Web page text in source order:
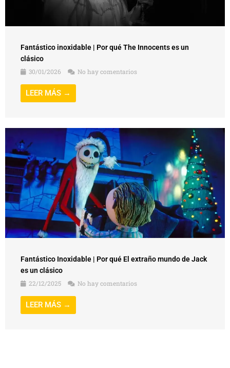
Fantástico inoxidable | Por qué The Innocents es un
clásico
30/01/2026
No hay comentarios
LEER MÁS →
Fantástico Inoxidable | Por qué El extraño mundo de Jack
es un clásico
22/12/2025
No hay comentarios
LEER MÁS →